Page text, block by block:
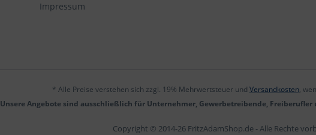
Impressum
* Alle Preise verstehen sich zzgl. 19% Mehrwertsteuer und Versandkosten,
Unsere Angebote sind ausschließlich für Unternehmer, Gewerbetreibende,
Copyright © 2014-26 FritzAdamShop.de - Alle Rechte